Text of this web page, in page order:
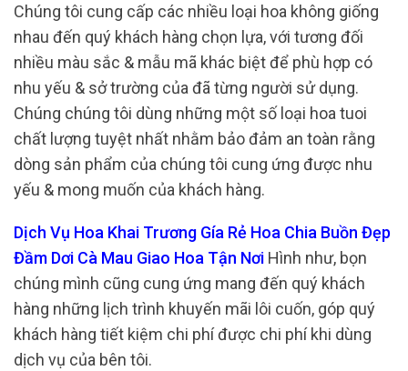
Chúng tôi cung cấp các nhiều loại hoa không giống
nhau đến quý khách hàng chọn lựa, với tương đối
nhiều màu sắc & mẫu mã khác biệt để phù hợp có
nhu yếu & sở trường của đã từng người sử dụng.
Chúng chúng tôi dùng những một số loại hoa tuoi
chất lượng tuyệt nhất nhằm bảo đảm an toàn rằng
dòng sản phẩm của chúng tôi cung ứng được nhu
yếu & mong muốn của khách hàng.
Dịch Vụ Hoa Khai Trương Gía Rẻ Hoa Chia Buồn Đẹp
Đầm Dơi Cà Mau Giao Hoa Tận Nơi Hình như, bọn
chúng mình cũng cung ứng mang đến quý khách
hàng những lịch trình khuyến mãi lôi cuốn, góp quý
khách hàng tiết kiệm chi phí được chi phí khi dùng
dịch vụ của bên tôi.